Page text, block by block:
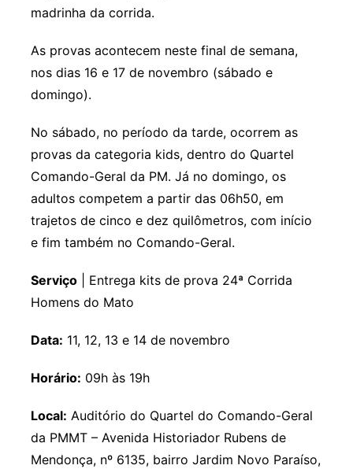
madrinha da corrida.
As provas acontecem neste final de semana,
nos dias 16 e 17 de novembro (sábado e
domingo).
No sábado, no período da tarde, ocorrem as
provas da categoria kids, dentro do Quartel
Comando-Geral da PM. Já no domingo, os
adultos competem a partir das 06h50, em
trajetos de cinco e dez quilômetros, com início
e fim também no Comando-Geral.
Serviço| Entrega kits de prova 24ª Corrida
Homens do Mato
Data: 11, 12, 13 e 14 de novembro
Horário: 09h às 19h
Local: Auditório do Quartel do Comando-Geral
da PMMT – Avenida Historiador Rubens de
Mendonça, nº 6135, bairro Jardim Novo Paraíso,